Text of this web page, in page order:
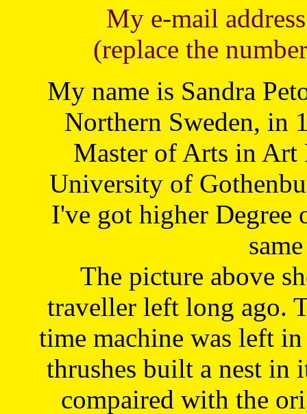
My e-mail
(replace the
My name is Sandra
Northern Sweden, in
Master of Arts in Art
University of
I've got higher Degree
The picture above
traveller left long ago.
time machine was left
thrushes built a nest in
compaired with the